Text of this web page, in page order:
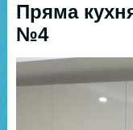
Пряма
№4